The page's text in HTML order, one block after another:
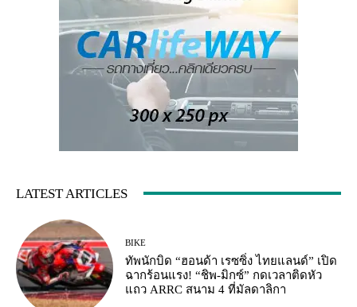
LATEST ARTICLES
BIKE
ทัพนักบิด “ฮอนด้า เรซซิ่ง ไทยแลนด์” เปิด
ฉากร้อนแรง! “ชิพ-มิกซ์” กดเวลาติดหัว
แถว ARRC สนาม 4 ที่มัลดาลิกา